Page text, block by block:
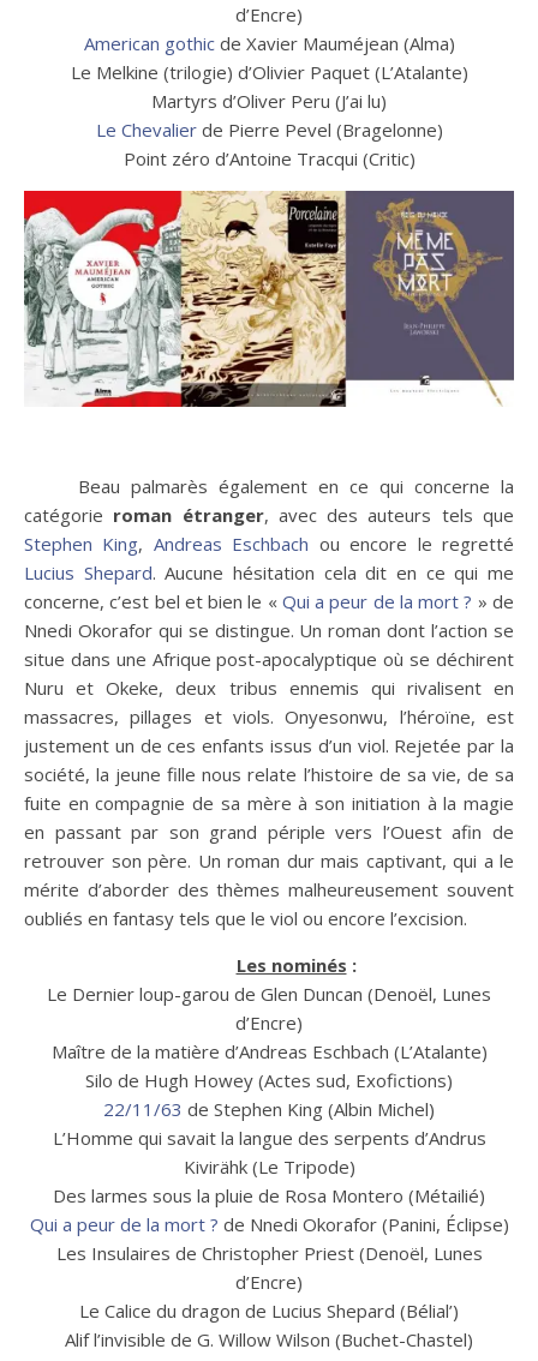
d’Encre)
American gothicde Xavier Mauméjean (Alma)
Le Melkine (trilogie) d’Olivier Paquet (L’Atalante)
Martyrs d’Oliver Peru (J’ai lu)
Le Chevalierde Pierre Pevel (Bragelonne)
Point zéro d’Antoine Tracqui (Critic)
Beau palmarès également en ce qui concerne la
catégorie roman étranger, avec des auteurs tels que
Stephen King, Andreas Eschbach ou encore le regretté
Lucius Shepard. Aucune hésitation cela dit en ce qui me
concerne, c’est bel et bien le « Qui a peur de la mort ? » de
Nnedi Okorafor qui se distingue. Un roman dont l’action se
situe dans une Afrique post-apocalyptique où se déchirent
Nuru et Okeke, deux tribus ennemis qui rivalisent en
massacres, pillages et viols. Onyesonwu, l’héroïne, est
justement un de ces enfants issus d’un viol. Rejetée par la
société, la jeune fille nous relate l’histoire de sa vie, de sa
fuite en compagnie de sa mère à son initiation à la magie
en passant par son grand périple vers l’Ouest afin de
retrouver son père. Un roman dur mais captivant, qui a le
mérite d’aborder des thèmes malheureusement souvent
oubliés en fantasy tels que le viol ou encore l’excision.
Les nominés :
Le Dernier loup-garou de Glen Duncan (Denoël, Lunes
d’Encre)
Maître de la matière d’Andreas Eschbach (L’Atalante)
Silo de Hugh Howey (Actes sud, Exofictions)
22/11/63 de Stephen King (Albin Michel)
L’Homme qui savait la langue des serpents d’Andrus
Kivirähk (Le Tripode)
Des larmes sous la pluie de Rosa Montero (Métailié)
Qui a peur de la mort ? de Nnedi Okorafor (Panini, Éclipse)
Les Insulaires de Christopher Priest (Denoël, Lunes
d’Encre)
Le Calice du dragon de Lucius Shepard (Bélial’)
Alif l’invisible de G. Willow Wilson (Buchet-Chastel)